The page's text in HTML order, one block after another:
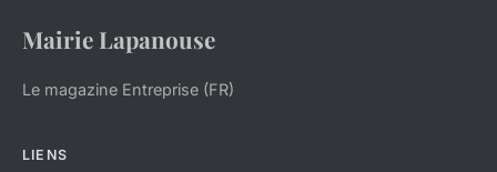
Mairie Lapanouse
Le magazine Entreprise (FR)
LIENS